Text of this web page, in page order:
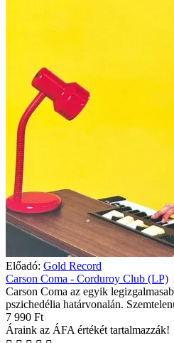
Előadó: Gold Record
Carson Coma - Corduroy Club (LP)
Carson Coma az egyik
pszichedélia határvonalán.
7 990 Ft
Áraink az ÁFA értékét tartalmazzák!